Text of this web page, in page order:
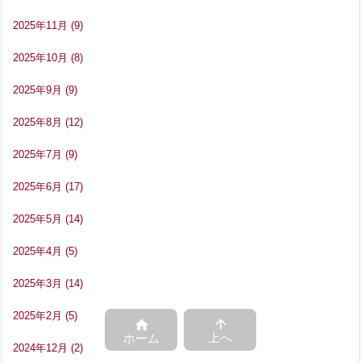
2025年11月 (9)
2025年10月 (8)
2025年9月 (9)
2025年8月 (12)
2025年7月 (9)
2025年6月 (17)
2025年5月 (14)
2025年4月 (5)
2025年3月 (14)
2025年2月 (5)
2024年12月 (2)

ホーム

上へ